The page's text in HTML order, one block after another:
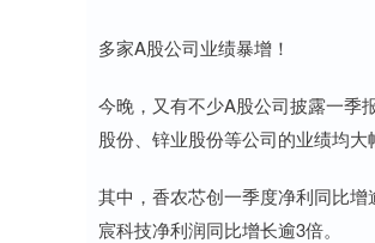
多家A股公司业绩暴增！
今晚，又有不少A股公司披露一季
股份、锌业股份等公司的业绩均大
其中，香农芯创一季度净利同比
宸科技净利润同比增长逾3倍。